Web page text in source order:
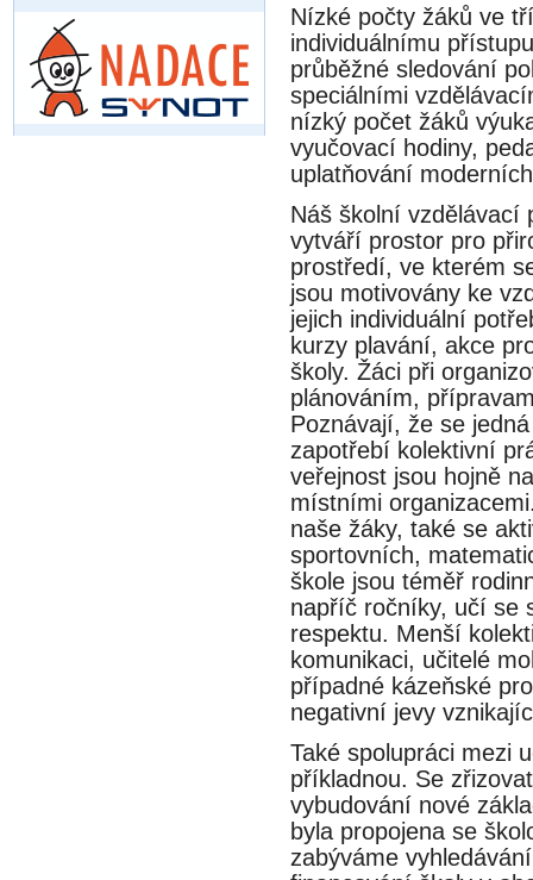
Nízké počty žáků ve
individuálnímu
průběžné sledování
speciálními
nízký počet žáků
vyučovací hodiny,
uplatňování
Náš školní vzdělávací
vytváří prostor pro
prostředí, ve kterém
jsou motivovány ke
jejich individuální
kurzy plavání, akce
školy. Žáci při
plánováním,
Poznávají, že se
zapotřebí kolektivní
veřejnost jsou hojně
místními
naše žáky, také se
sportovních,
škole jsou téměř
napříč ročníky, učí se
respektu. Menší
komunikaci, učitelé
případné kázeňské
negativní jevy
Také spolupráci mezi
příkladnou. Se
vybudování nové
byla propojena se
zabýváme